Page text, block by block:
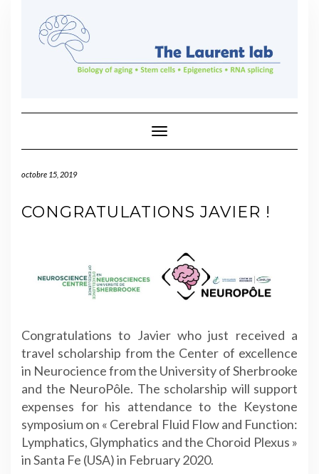
Toggle Navigation
octobre 15, 2019
CONGRATULATIONS JAVIER !
Congratulations to Javier who just received a
travel scholarship from the Center of excellence
in Neurocience from the University of Sherbrooke
and the NeuroPôle. The scholarship will support
expenses for his attendance to the Keystone
symposium on « Cerebral Fluid Flow and Function:
Lymphatics, Glymphatics and the Choroid Plexus »
in Santa Fe (USA) in February 2020.